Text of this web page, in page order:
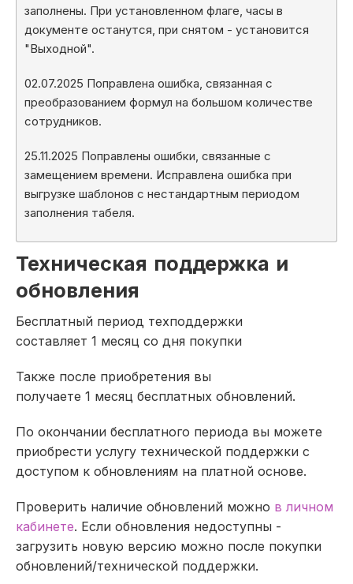
заполнены. При установленном флаге, часы в
документе останутся, при снятом - установится
"Выходной".
02.07.2025 Поправлена ошибка, связанная с
преобразованием формул на большом количестве
сотрудников.
25.11.2025 Поправлены ошибки, связанные с
замещением времени. Исправлена ошибка при
выгрузке шаблонов с нестандартным периодом
заполнения табеля.
Техническая поддержка и
обновления
Бесплатный период техподдержки
составляет 1 месяц со дня покупки
Также после приобретения вы
получаете 1 месяц бесплатных обновлений.
По окончании бесплатного периода вы можете
приобрести услугу технической поддержки с
доступом к обновлениям на платной основе.
Проверить наличие обновлений можно в личном
кабинете. Если обновления недоступны -
загрузить новую версию можно после покупки
обновлений/технической поддержки.